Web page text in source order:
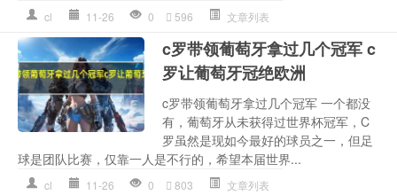
cl 11-26 0 596 文章列表
c罗带领葡萄牙拿过几个冠军 c
罗让葡萄牙冠绝欧洲
c罗带领葡萄牙拿过几个冠军 一个都没
有，葡萄牙从未获得过世界杯冠军，C
罗虽然是现如今最好的球员之一，但足
球是团队比赛，仅靠一人是不行的，希望本届世界...
cl 11-26 0 803 文章列表